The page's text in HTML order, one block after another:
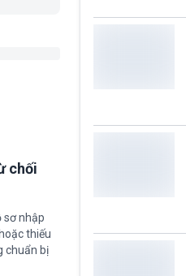
chối
sơ nhập
thiếu
chuẩn bị